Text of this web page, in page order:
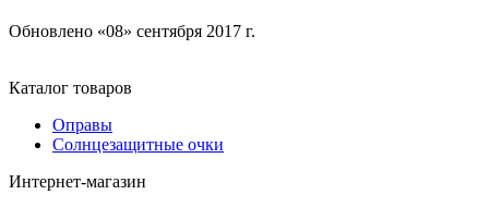
Обновлено «08» сентября 2017 г.
Каталог товаров
Оправы
Солнцезащитные очки
Интернет-магазин